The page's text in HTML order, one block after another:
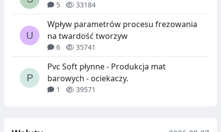
5 33184
Wpływ parametrów procesu frezowania
na twardość tworzyw
6 35741
Pvc Soft płynne - Produkcja mat
barowych - ociekaczy.
1 39571